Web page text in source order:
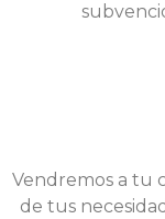
Vendremos a tu
de tus